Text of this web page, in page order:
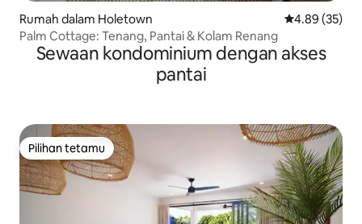
Rumah dalam Holetown Penarafan
4.89 (35)
Palm Cottage: Tenang, Pantai & Kolam Renang
Sewaan kondominium dengan akses
pantai
Pilihan tetamu
Pilihan tetamu